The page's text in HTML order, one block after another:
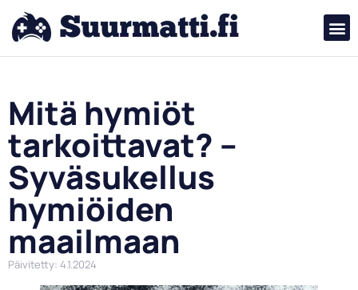
Mitä hymiöt
tarkoittavat? –
Syväsukellus
hymiöiden
maailmaan
Päivitetty: 4.1.2024